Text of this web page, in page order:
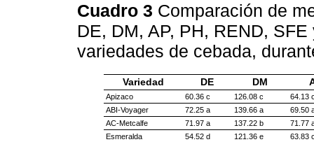
Cuadro 3 Comparación de
DE, DM, AP, PH, REND,
variedades de cebada,
Variedad DE DM
Apizaco 60.36 c 126.08 c
64.13
ABI-Voyager
72.25 a 139.66 a
69.50
AC-Metcalfe
71.97 a 137.22 b
71.77
Esmeralda
54.52 d 121.36 e
63.83